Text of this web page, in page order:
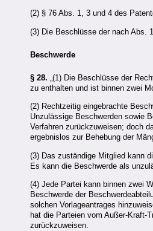
(2) § 76 Abs. 1, 3 und 4 des
(3) Die Beschlüsse der nach Abs.
Beschwerde
§ 28. „(1) Die Beschlüsse der
zu enthalten und ist binnen zwei
(2) Rechtzeitig eingebrachte
Unzulässige Beschwerden sowie
Verfahren zurückzuweisen; doch
ergebnislos zur Behebung der
(3) Das zuständige Mitglied kann
Es kann die Beschwerde als
(4) Jede Partei kann binnen zwei
Beschwerde der
solchen Vorlageantrages
hat die Parteien vom Außer-Kraft-
zurückzuweisen.